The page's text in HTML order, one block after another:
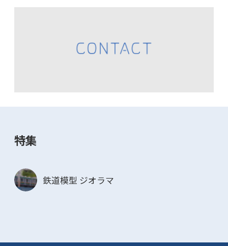
特集
鉄道模型 ジオラマ